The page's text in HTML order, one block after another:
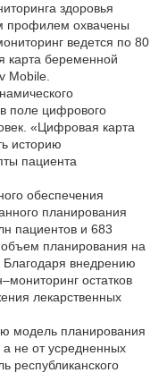
здоровья
профилем охвачены
ведется по 80
карта беременной
Mobile.
поле цифрового
«Цифровая карта
историю
пациента
обеспечения
планирования
пациентов и 683
планирования на
Благодаря внедрению
остатков
лекарственных
модель планирования
а не от усредненных
республиканского